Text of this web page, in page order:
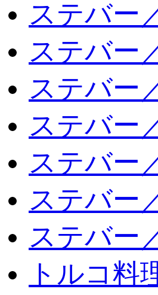
ステバー
ステバー
ステバー
ステバー
ステバー
ステバー
ステバー
トルコ料